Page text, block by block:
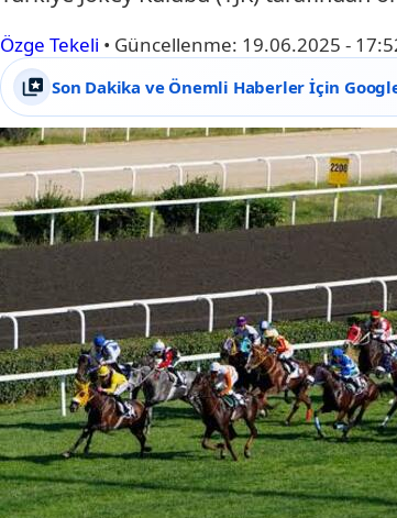
Özge Tekeli • Güncellenme: 19.06.2025 -
Son Dakika ve Önemli Haberler İçin